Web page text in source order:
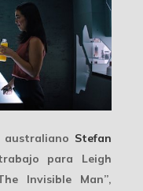
Stefan
para Leigh
Invisible Man”,